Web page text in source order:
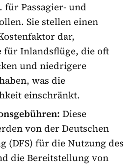
für Passagier- und
Sie stellen einen
dar,
für Inlandsflüge, die oft
und niedrigere
was die
einschränkt.
Diese
von der Deutschen
(DFS) für die Nutzung des
die Bereitstellung von